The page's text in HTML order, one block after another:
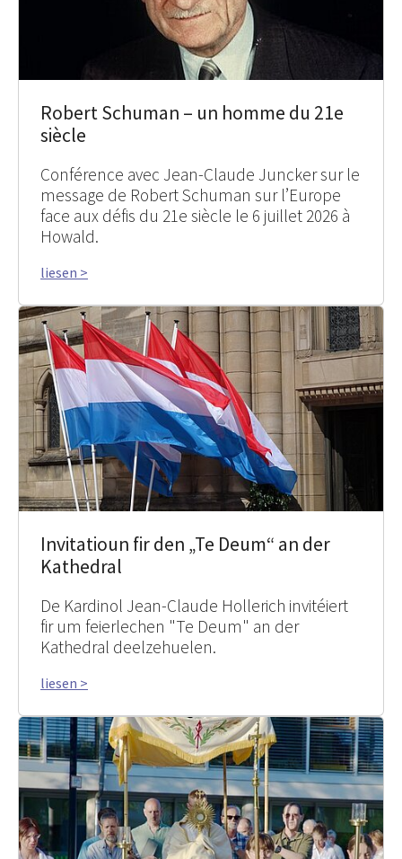
Robert Schuman – un homme du 21e
siècle
Conférence avec Jean-Claude Juncker sur le
message de Robert Schuman sur l’Europe
face aux défis du 21e siècle le 6 juillet 2026 à
Howald.
liesen >
Invitatioun fir den „Te Deum“ an der
Kathedral
De Kardinol Jean-Claude Hollerich invitéiert
fir um feierlechen "Te Deum" an der
Kathedral deelzehuelen.
liesen >